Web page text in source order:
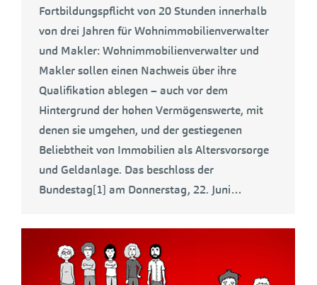
Fortbildungspflicht von 20 Stunden innerhalb
von drei Jahren für Wohnimmobilienverwalter
und Makler: Wohnimmobilienverwalter und
Makler sollen einen Nachweis über ihre
Qualifikation ablegen – auch vor dem
Hintergrund der hohen Vermögenswerte, mit
denen sie umgehen, und der gestiegenen
Beliebtheit von Immobilien als Altersvorsorge
und Geldanlage. Das beschloss der
Bundestag[1] am Donnerstag, 22. Juni…